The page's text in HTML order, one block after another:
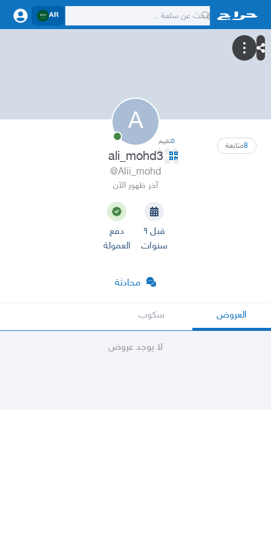
AR
A
8متابعة 0تقييم
ali_mohd3
@Alii_mohd
آخر ظهور الآن
قبل ٩
سنوات
دفع
العمولة
محادثة
العروض سكوب
لا يوجد عروض